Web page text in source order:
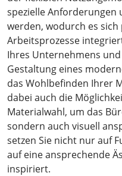
spezielle Anforderungen
werden, wodurch es
Arbeitsprozesse
Ihres Unternehmens
Gestaltung eines
das Wohlbefinden Ihrer
dabei auch die
Materialwahl, um das
sondern auch visuell
setzen Sie nicht nur auf
auf eine ansprechende
inspiriert.